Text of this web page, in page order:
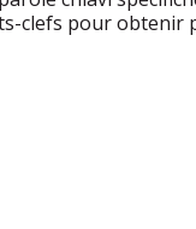
clefs pour obtenir